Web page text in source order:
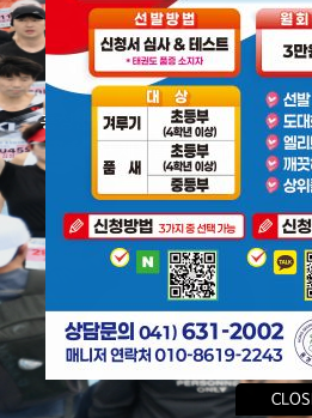
홍성군체육회 홈페이지를 찾아주신
홍성군 체육발전을 위해 더욱